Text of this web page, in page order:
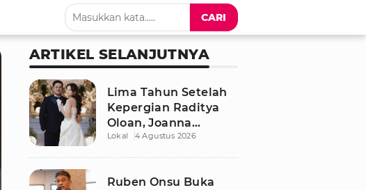
CARI
ARTIKEL SELANJUTNYA
Lima Tahun Setelah
Kepergian Raditya
Oloan, Joanna
Alexandra Kembali
Lokal 4 Agustus 2026
Ruben Onsu Buka